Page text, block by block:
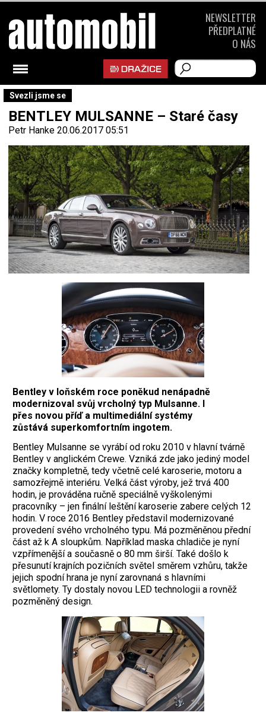
Svezli jsme se
BENTLEY MULSANNE – Staré časy
Petr Hanke 20.06.2017 05:51
Bentley v loňském roce poněkud nenápadně
modernizoval svůj vrcholný typ Mulsanne. I
přes novou příď a multimediální systémy
zůstává superkomfortním ingotem.
Bentley Mulsanne se vyrábí od roku 2010 v hlavní tvárně
Bentley v anglickém Crewe. Vzniká zde jako jediný model
značky kompletně, tedy včetně celé karoserie, motoru a
samozřejmě interiéru. Velká část výroby, jež trvá 400
hodin, je prováděna ručně speciálně vyškolenými
pracovníky – jen finální leštění karoserie zabere celých 12
hodin. V roce 2016 Bentley představil modernizované
provedení svého vrcholného typu. Má pozměněnou přední
část až k A sloupkům. Například maska chladiče je nyní
vzpřímenější a současně o 80 mm širší. Také došlo k
přesunutí krajních pozičních světel směrem vzhůru, takže
jejich spodní hrana je nyní zarovnaná s hlavními
světlomety. Ty dostaly novou LED technologii a rovněž
pozměněný design.
NEWSLETTER
PŘEDPLATNÉ
O NÁS